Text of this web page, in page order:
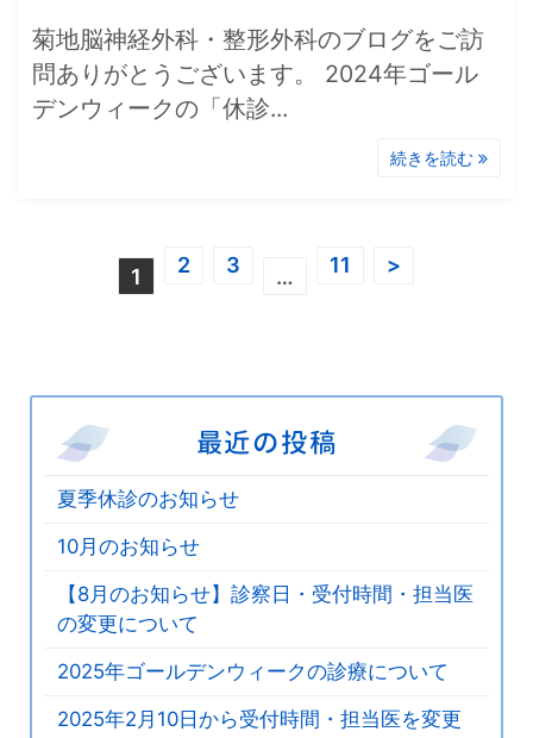
菊地脳神経外科・整形外科のブログをご訪
問ありがとうございます。 2024年ゴール
デンウィークの「休診...
続きを読む
1 2 3 … 11 >
最近の投稿
夏季休診のお知らせ
10月のお知らせ
【8月のお知らせ】診察日・受付時間・担当医
の変更について
2025年ゴールデンウィークの診療について
2025年2月10日から受付時間・担当医を変更